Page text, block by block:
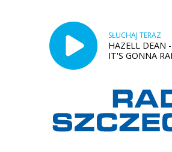
SŁUCHAJ TERAZ
HAZELL DEAN
IT'S GONNA